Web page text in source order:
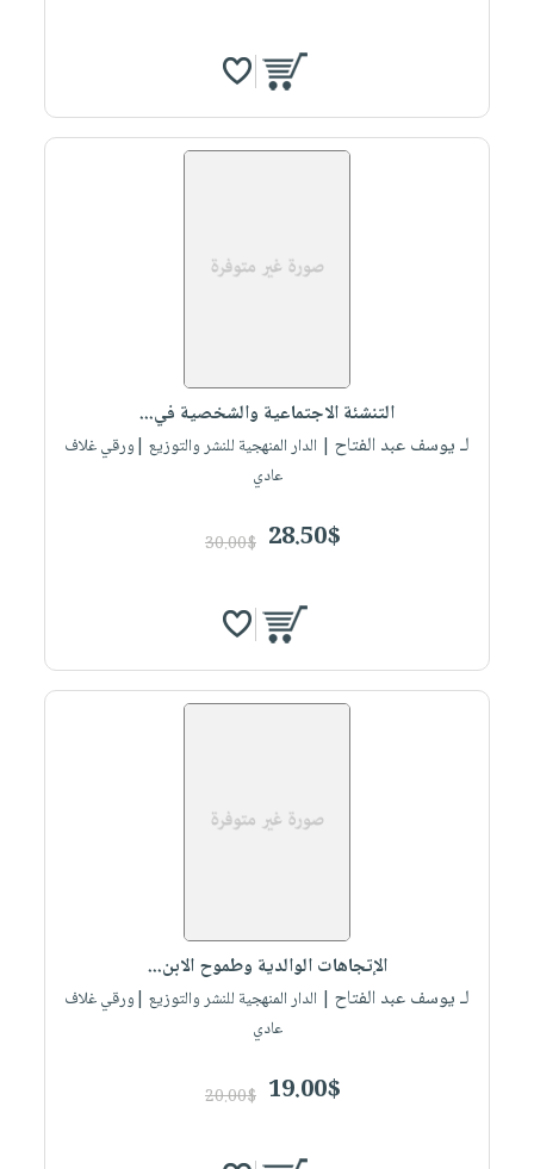
التنشئة الاجتماعية والشخصية في...
لـ يوسف عبد الفتاح | الدار المنهجية للنشر والتوزيع |ورقي غلاف
عادي
28.50$
30.00$
الإتجاهات الوالدية وطموح الابن...
لـ يوسف عبد الفتاح | الدار المنهجية للنشر والتوزيع |ورقي غلاف
عادي
19.00$
20.00$